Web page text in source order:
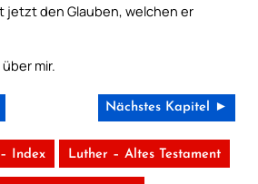
jetzt den Glauben, welchen er
mir.
Nächstes Kapitel ►
Index Luther – Altes Testament